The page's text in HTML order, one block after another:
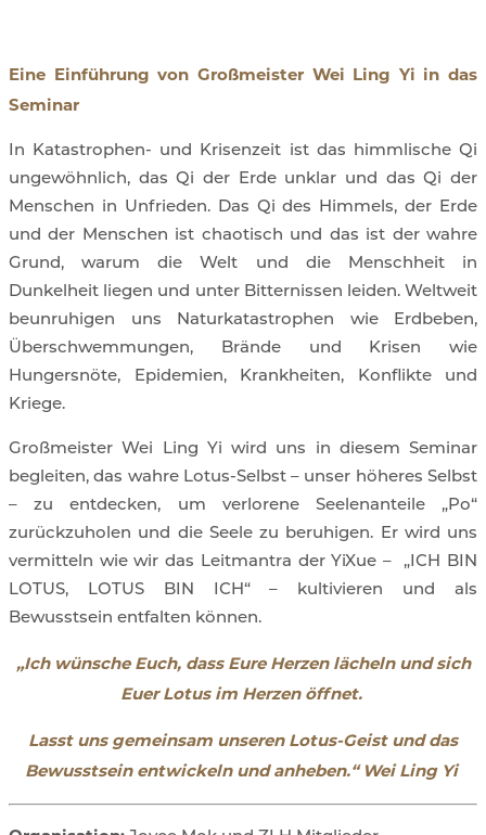
Eine Einführung von Großmeister Wei Ling Yi in das
Seminar
In Katastrophen- und Krisenzeit ist das himmlische Qi
ungewöhnlich, das Qi der Erde unklar und das Qi der
Menschen in Unfrieden. Das Qi des Himmels, der Erde
und der Menschen ist chaotisch und das ist der wahre
Grund, warum die Welt und die Menschheit in
Dunkelheit liegen und unter Bitternissen leiden. Weltweit
beunruhigen uns Naturkatastrophen wie Erdbeben,
Überschwemmungen, Brände und Krisen wie
Hungersnöte, Epidemien, Krankheiten, Konflikte und
Kriege.
Großmeister Wei Ling Yi wird uns in diesem Seminar
begleiten, das wahre Lotus-Selbst – unser höheres Selbst
– zu entdecken, um verlorene Seelenanteile „Po“
zurückzuholen und die Seele zu beruhigen. Er wird uns
vermitteln wie wir das Leitmantra der YiXue –
„ICH BIN
LOTUS, LOTUS BIN ICH“ – kultivieren und als
Bewusstsein entfalten können.
„Ich wünsche Euch, dass Eure Herzen lächeln und sich
Euer Lotus im Herzen öffnet.
Lasst uns gemeinsam unseren Lotus-Geist und das
Bewusstsein entwickeln und anheben.“ Wei Ling Yi